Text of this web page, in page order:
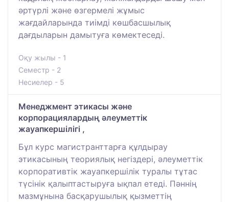
әртүрлі және өзгермелі жұмыс
жағдайларында тиімді көшбасшылық
дағдыларын дамытуға көмектеседі.
Оқу жылы - 1
Семестр - 2
Несиелер - 5
Менеджмент этикасы және
корпорациялардың әлеуметтік
жауапкершілігі ,
Бұл курс магистранттарға құлдырау
этикасының теориялық негіздері, әлеуметтік
корпоративтік жауапкершілік туралы тұтас
түсінік қалыптастыруға ықпал етеді. Пәннің
мазмұнына басқарушылық қызметтің